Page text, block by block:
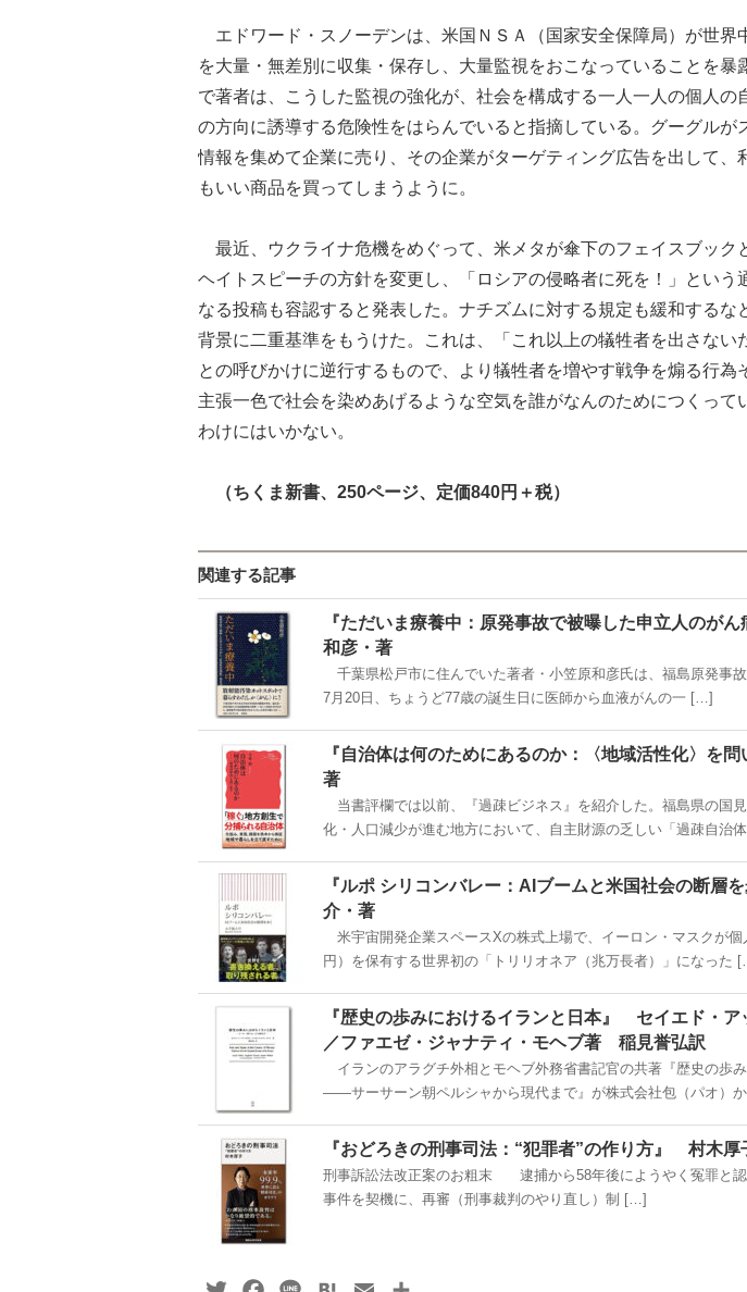
エドワード・スノーデンは、米国ＮＳＡ（国家安全保障局）が世界
を大量・無差別に収集・保存し、大量監視をおこなっていることを暴
で著者は、こうした監視の強化が、社会を構成する一人一人の個人の
の方向に誘導する危険性をはらんでいると指摘している。グーグルが
情報を集めて企業に売り、その企業がターゲティング広告を出して、
もいい商品を買ってしまうように。
最近、ウクライナ危機をめぐって、米メタが傘下のフェイスブック
ヘイトスピーチの方針を変更し、「ロシアの侵略者に死を！」という
なる投稿も容認すると発表した。ナチズムに対する規定も緩和するな
背景に二重基準をもうけた。これは、「これ以上の犠牲者を出さない
との呼びかけに逆行するもので、より犠牲者を増やす戦争を煽る行為
主張一色で社会を染めあげるような空気を誰がなんのためにつくって
わけにはいかない。
（ちくま新書、250ページ、定価840円＋税）
関連する記事
『ただいま療養中：原発事故で被曝した申立人のが
和彦・著
千葉県松戸市に住んでいた著者・小笠原和彦氏は、福島原発事
7月20日、ちょうど77歳の誕生日に医師から血液がんの一 […]
『自治体は何のためにあるのか：〈地域活性化〉を問
著
当書評欄では以前、『過疎ビジネス』を紹介した。福島県の国
化・人口減少が進む地方において、自主財源の乏しい「過疎自治
『ルポ シリコンバレー：AIブームと米国社会の断層
介・著
米宇宙開発企業スペースXの株式上場で、イーロン・マスクが個
円）を保有する世界初の「トリリオネア（兆万長者）」になった
『歴史の歩みにおけるイランと日本』 セイエド・ア
／ファエゼ・ジャナティ・モヘブ著 稲見誉弘訳
イランのアラグチ外相とモヘブ外務省書記官の共著『歴史の歩
――サーサーン朝ペルシャから現代まで』が株式会社包（パオ）
『おどろきの刑事司法：“犯罪者”の作り方』 村木厚
刑事訴訟法改正案のお粗末 逮捕から58年後にようやく冤罪と認
事件を契機に、再審（刑事裁判のやり直し）制 […]